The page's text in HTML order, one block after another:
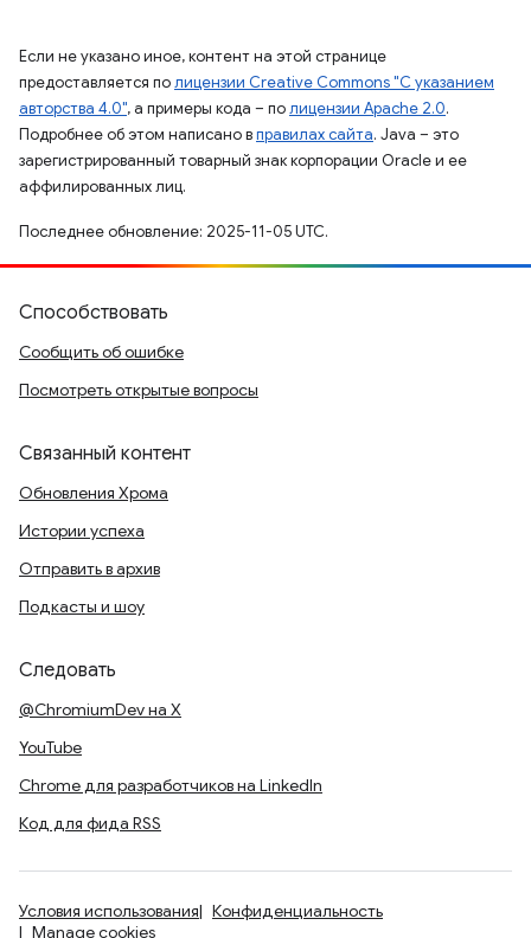
Если не указано иное, контент на этой странице
предоставляется полицензии Creative Commons "С указанием
авторства 4.0", а примеры кода – полицензии Apache 2.0.
Подробнее об этом написано вправилах сайта. Java – это
зарегистрированный товарный знак корпорации Oracle и ее
аффилированных лиц.
Последнее обновление: 2025-11-05 UTC.
Способствовать
Сообщить об ошибке
Посмотреть открытые вопросы
Связанный контент
Обновления Хрома
Истории успеха
Отправить в архив
Подкасты и шоу
Следовать
@ChromiumDev на X
YouTube
Chrome для разработчиков на LinkedIn
Код для фида RSS
Условия использования
Конфиденциальность
Manage cookies